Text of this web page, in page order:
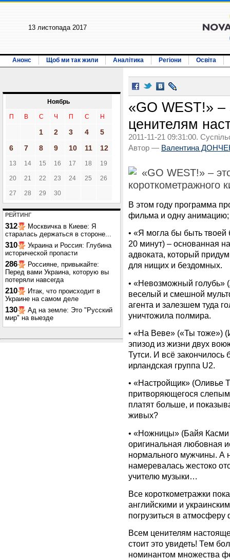
13 листопада 2017
Анонс Щоб ми так жили Аналітика Регіони Освіта
Ноябрь
П В С Ч П С Н
1 2 3 4
5
6
7 8 9 10 11 12
13 14 15 16 17 18 19
20 21 22 23 24 25 26
27 28 29 30
РЕЙТИНГ
312
Москвичка в Киеве: Я
старалась держаться в стороне...
310
Украина и Россия: Глубина
исторической пропасти
286
Россияне, привыкайте:
Перед вами Украина, которую вы
потеряли навсегда
210
Итак, что происходит в
Украине на самом деле
130
Ад на земле: Это "Русский
мир" на выезде
«GO WEST!»
ценителям
2011-11-21 09:31:00.
Автор — Валентина
«GO WEST!» –
короткометражного
В этом году программа
фильма и одну анимацию;
• «Я могла бы быть твоей
20 минут) – основанная
адвоката, который
для нищих и бездомных.
• «Невозможный голубь»
веселый и смешной
агента и залезшем туда
уничтожила полмира.
• «На Веве» («Ты тоже»)
эпизод из жизни двух
Тутси. И всё
ирландская группа U2.
• «Настройщик» (Оливье
притворяющегося
платят больше, и
живых?
• «Ножницы» (Байя Касми
оригинальная любовная
нормального мужчины. А
намеревалась жестоко
учителю музыки…
Все короткометражки
английскими и
погрузиться в
Всем ценителям
стоит это увидеть! Тем
номинантом множества